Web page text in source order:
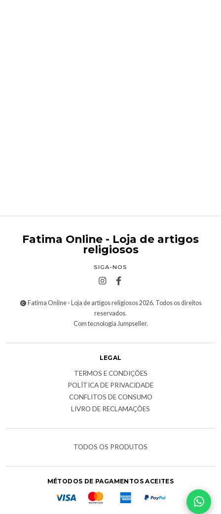
Fatima Online - Loja de artigos
religiosos
SIGA-NOS
Fatima Online - Loja de artigos religiosos 2026. Todos os direitos
reservados.
Com tecnologia Jumpseller.
LEGAL
TERMOS E CONDIÇÕES
POLÍTICA DE PRIVACIDADE
CONFLITOS DE CONSUMO
LIVRO DE RECLAMAÇÕES
TODOS OS PRODUTOS
MÉTODOS DE PAGAMENTOS ACEITES